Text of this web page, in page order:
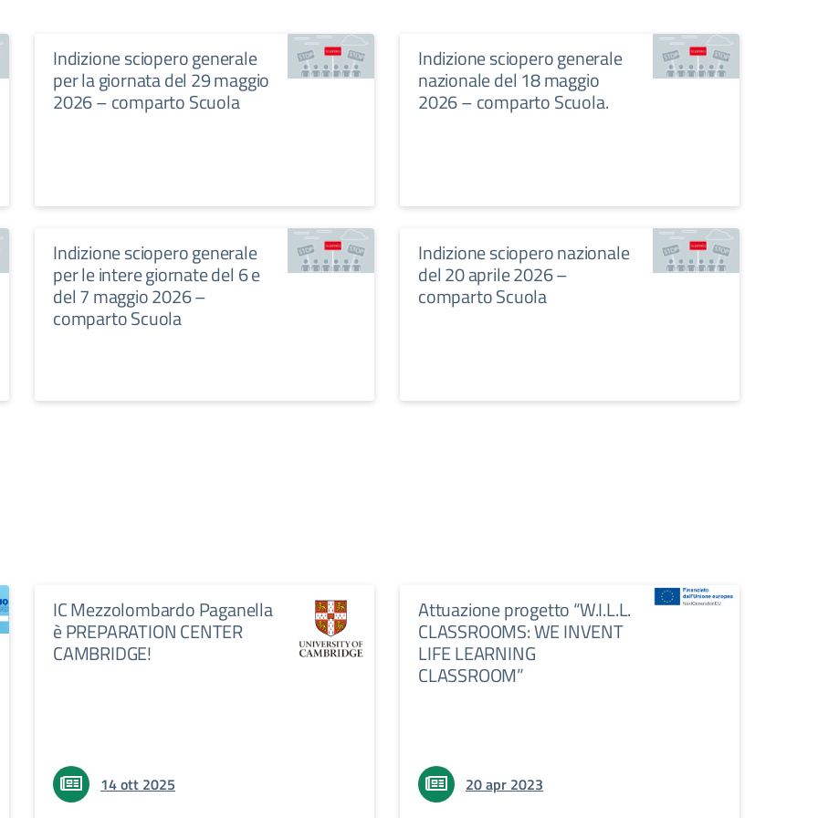
Indizione sciopero generale
per la giornata del 29 maggio
2026 – comparto Scuola
Indizione sciopero generale
nazionale del 18 maggio
2026 – comparto Scuola.
Indizione sciopero generale
per le intere giornate del 6 e
del 7 maggio 2026 –
comparto Scuola
Indizione sciopero nazionale
del 20 aprile 2026 –
comparto Scuola
IC Mezzolombardo Paganella
è PREPARATION CENTER
CAMBRIDGE!
14 ott 2025
Attuazione progetto “W.I.L.L.
CLASSROOMS: WE INVENT
LIFE LEARNING
CLASSROOM”
20 apr 2023